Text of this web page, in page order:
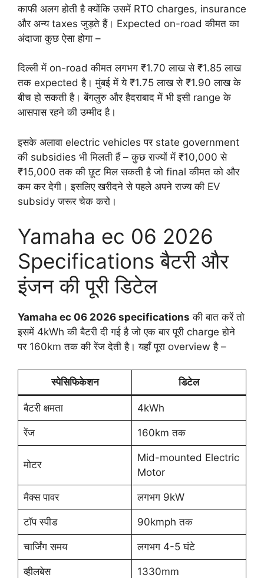
काफी अलग होती है क्योंकि उसमें RTO charges, insurance
और अन्य taxes जुड़ते हैं। Expected on-road कीमत का
अंदाजा कुछ ऐसा होगा –
दिल्ली में on-road कीमत लगभग ₹1.70 लाख से ₹1.85 लाख
तक expected है। मुंबई में ये ₹1.75 लाख से ₹1.90 लाख के
बीच हो सकती है। बेंगलुरु और हैदराबाद में भी इसी range के
आसपास रहने की उम्मीद है।
इसके अलावा electric vehicles पर state government
की subsidies भी मिलती हैं – कुछ राज्यों में ₹10,000 से
₹15,000 तक की छूट मिल सकती है जो final कीमत को और
कम कर देगी। इसलिए खरीदने से पहले अपने राज्य की EV
subsidy जरूर चेक करो।
Yamaha ec 06 2026
Specifications बैटरी और
इंजन की पूरी डिटेल
Yamaha ec 06 2026 specifications की बात करें तो
इसमें 4kWh की बैटरी दी गई है जो एक बार पूरी charge होने
पर 160km तक की रेंज देती है। यहाँ पूरा overview है –
स्पेसिफिकेशन डिटेल
बैटरी क्षमता 4kWh
रेंज 160km तक
मोटर
Mid-mounted Electric
Motor
मैक्स पावर लगभग 9kW
टॉप स्पीड 90kmph तक
चार्जिंग समय लगभग 4-5 घंटे
व्हीलबेस 1330mm